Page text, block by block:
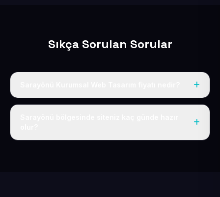
Sıkça Sorulan Sorular
Tek fiyat uygulanır: yıllık 50 USD + KDV. Bu bedele alan